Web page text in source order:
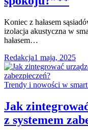
Koniec z hałasem
izolacja akustyczna w
hałasem…
Redakcja1 maja, 2025
Trendy i nowości w
Jak
z systemem